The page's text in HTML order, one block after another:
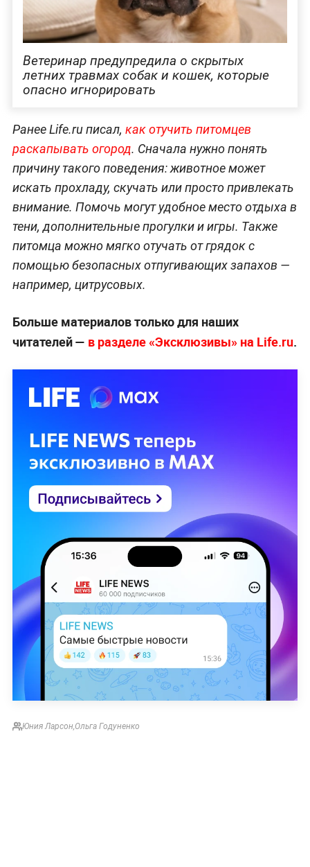
Ветеринар предупредила о скрытых
летних травмах собак и кошек, которые
опасно игнорировать
Ранее Life.ru писал, как отучить питомцев
раскапывать огород. Сначала нужно понять
причину такого поведения: животное может
искать прохладу, скучать или просто привлекать
внимание. Помочь могут удобное место отдыха в
тени, дополнительные прогулки и игры. Также
питомца можно мягко отучать от грядок с
помощью безопасных отпугивающих запахов —
например, цитрусовых.
Больше материалов только для наших
читателей — в разделе «Эксклюзивы» на Life.ru.
Юния Ларсон,Ольга Годуненко